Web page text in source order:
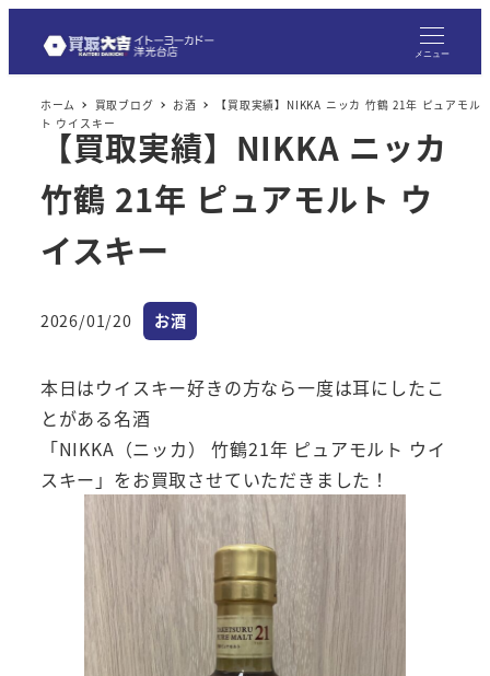
メニュー
ホーム 買取ブログ お酒
【買取実績】NIKKA ニッカ 竹鶴 21年 ピュアモル
ト ウイスキー
【買取実績】NIKKA ニッカ
竹鶴 21年 ピュアモルト ウ
イスキー
投稿日
2026/01/20 カテゴリー
お酒
本日はウイスキー好きの方なら一度は耳にしたこ
とがある名酒
「NIKKA（ニッカ） 竹鶴21年 ピュアモルト ウイ
スキー」をお買取させていただきました！